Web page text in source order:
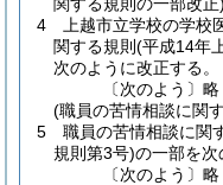
4
上越市立学校の学
関する規則 (平成14年
次のように改正する。
〔次のよう〕略
(職員の苦情相談に関
5
職員の苦情相談に関
規則第3号)の一部を次
〔次のよう〕略